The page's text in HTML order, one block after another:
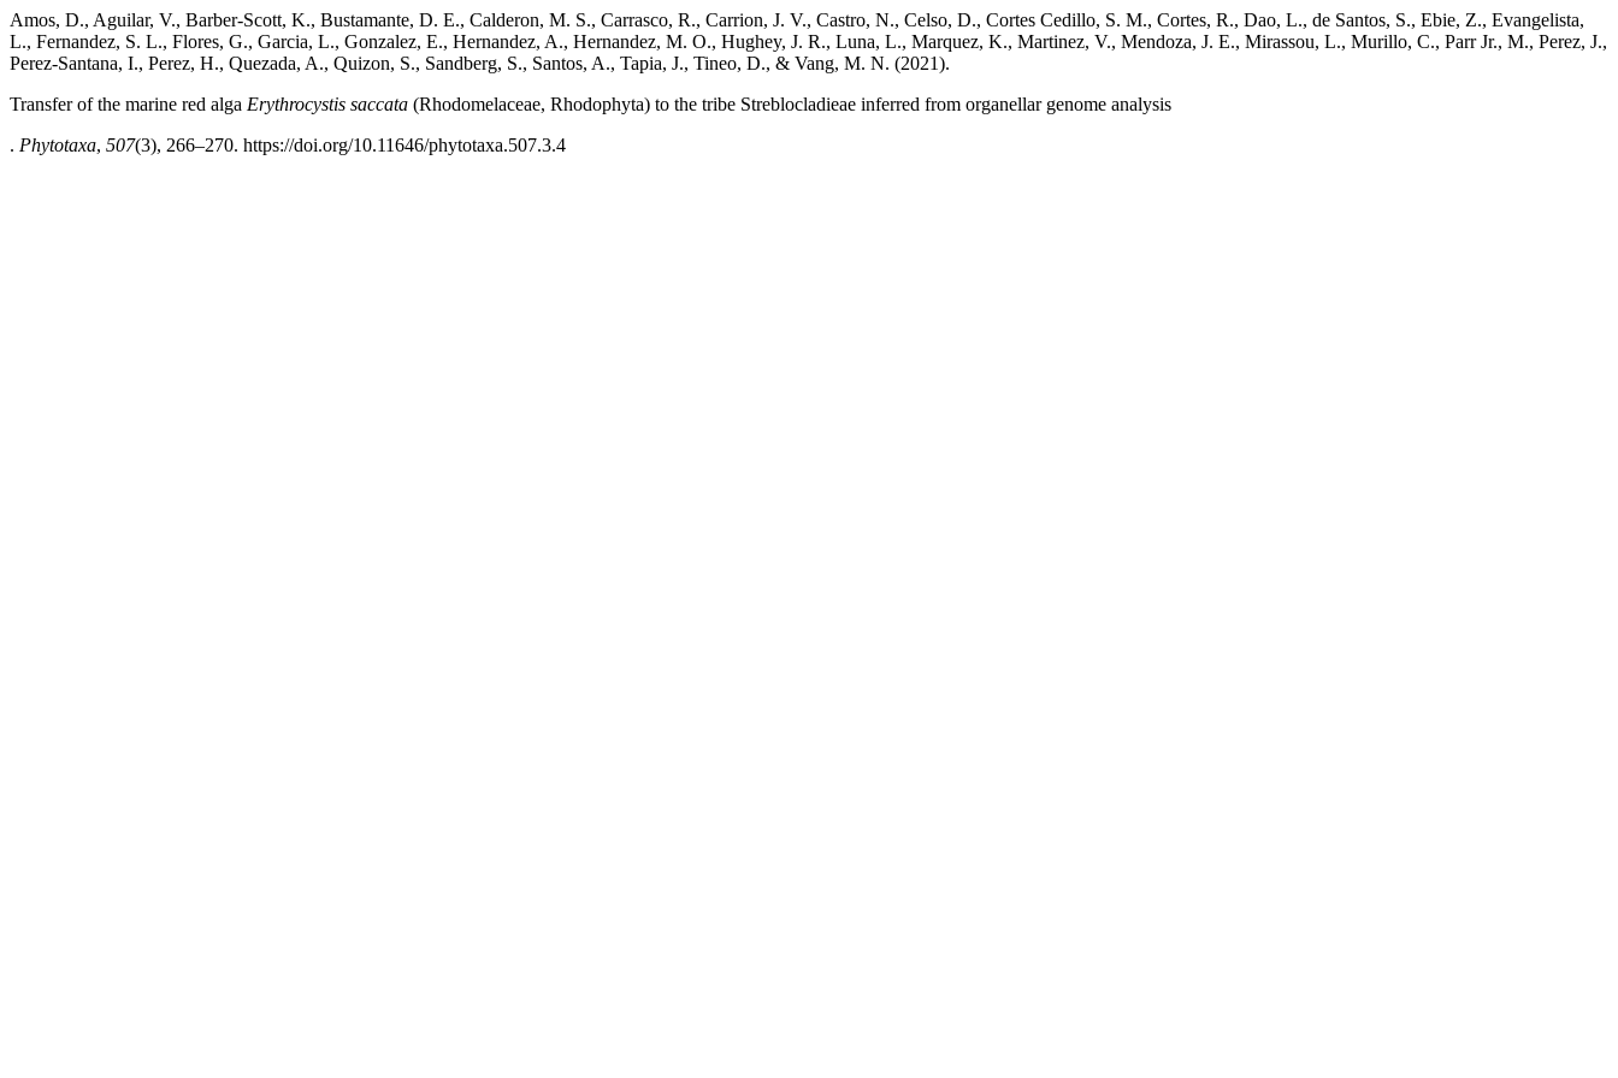
Amos, D., Aguilar, V., Barber-Scott, K., Bustamante, D. E., Calderon, M. S., Carrasco, R., Carrion, J. V., Castro, N., Celso, D., Cortes Cedillo, S. M., Cortes, R., Dao, L., de Santos, S., Ebie, Z., Evangelista,
L., Fernandez, S. L., Flores, G., Garcia, L., Gonzalez, E., Hernandez, A., Hernandez, M. O., Hughey, J. R., Luna, L., Marquez, K., Martinez, V., Mendoza, J. E., Mirassou, L., Murillo, C., Parr Jr., M., Perez, J.,
Perez-Santana, I., Perez, H., Quezada, A., Quizon, S., Sandberg, S., Santos, A., Tapia, J., Tineo, D., & Vang, M. N. (2021).
Transfer of the marine red alga Erythrocystis saccata (Rhodomelaceae, Rhodophyta) to the tribe Streblocladieae inferred from organellar genome analysis
. Phytotaxa, 507(3), 266–270. https://doi.org/10.11646/phytotaxa.507.3.4